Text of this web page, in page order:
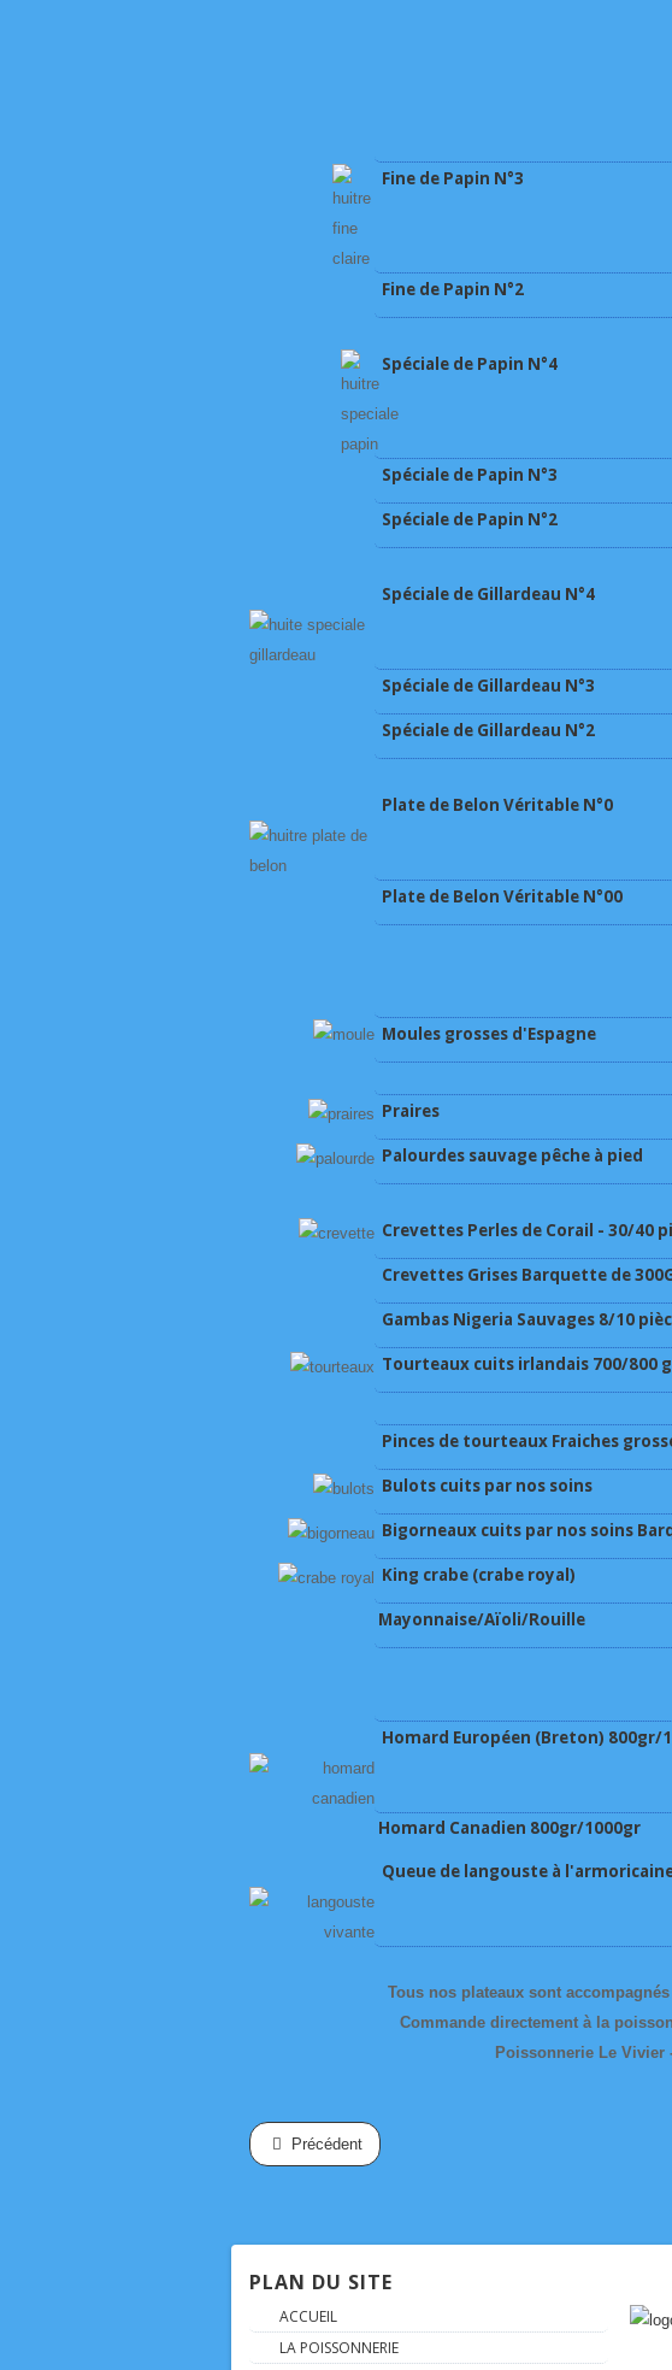
Fine de Papin N°3
Fine de Papin N°2
Spéciale de Papin N°4
Spéciale de Papin N°3
Spéciale de Papin N°2
Spéciale de Gillardeau N°4
Spéciale de Gillardeau N°3
Spéciale de Gillardeau N°2
Plate de Belon Véritable N°0
Plate de Belon Véritable N°00
Moules grosses d'Espagne
Praires
Palourdes sauvage pêche à pied
Crevettes Perles de Corail - 30/40
Crevettes Grises Barquette de
Gambas Nigeria Sauvages 8/10
Tourteaux cuits irlandais 700/800
Pinces de tourteaux Fraiches
Bulots cuits par nos soins
Bigorneaux cuits par nos soins
King crabe (crabe royal)
Mayonnaise/Aïoli/Rouille
Homard Européen (Breton) 800gr/
Homard Canadien 800gr/1000gr
Queue de langouste à
Tous nos plateaux sont
Commande directement à la
Poissonnerie Le Vivier
Précédent
PLAN DU SITE
ACCUEIL
LA POISSONNERIE